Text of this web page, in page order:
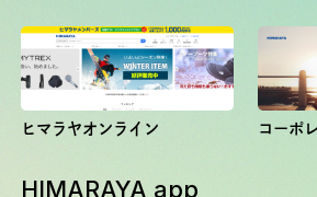
ヒマラヤオンライン コーポ
HIMARAYA app